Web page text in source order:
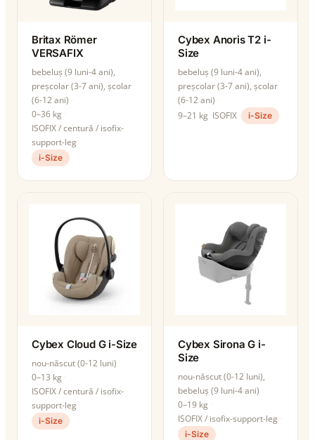
Britax Römer
VERSAFIX
bebeluș (9 luni-4 ani),
preșcolar (3-7 ani), școlar
(6-12 ani)
0–36 kg
ISOFIX / centură / isofix-
support-leg
i-Size
Cybex Anoris T2 i-
Size
bebeluș (9 luni-4 ani),
preșcolar (3-7 ani), școlar
(6-12 ani)
9–21 kg ISOFIX i-Size
Cybex Cloud G i-Size
nou-născut (0-12 luni)
0–13 kg
ISOFIX / centură / isofix-
support-leg
i-Size
Cybex Sirona G i-
Size
nou-născut (0-12 luni),
bebeluș (9 luni-4 ani)
0–19 kg
ISOFIX / isofix-support-leg
i-Size